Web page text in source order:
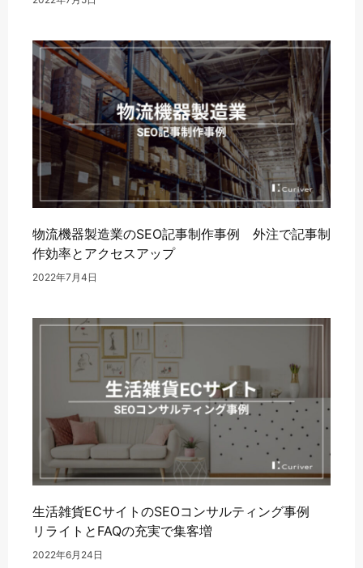
物流機器製造業のSEO記事制作事例 外注で記事制
作効率とアクセスアップ
2022年7月4日
生活雑貨ECサイトのSEOコンサルティング事例
リライトとFAQの充実で集客増
2022年6月24日